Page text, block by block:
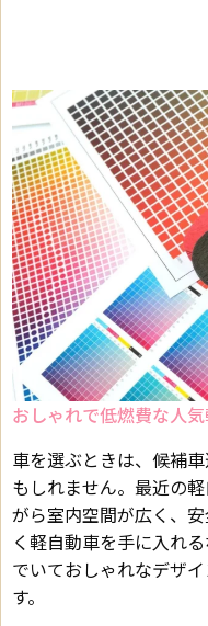
おしゃれで低燃費な人
車を選ぶときは、候補
もしれません。最近の
がら室内空間が広く、
く軽自動車を手に入れ
でいておしゃれなデザ
す。